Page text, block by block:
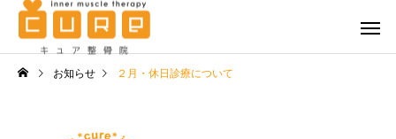
お知らせ ２月・休日診療について